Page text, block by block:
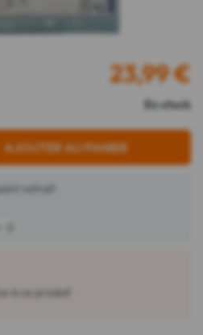
23,99€
En stock
AJOUTER AU PANIER
retrait
à ce produit